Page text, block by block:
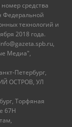
средства
Федеральной
технологий и
2018 года.
Медиа",
Петербург,
ОСТРОВ, УЛ
Торфяная
67Н